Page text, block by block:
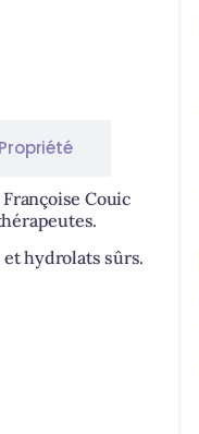
Propriété
Couic
et hydrolats sûrs.